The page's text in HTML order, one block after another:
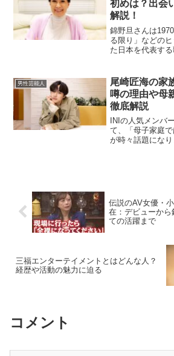
初めは？出会
解説！
錦野旦さんは
る限り」などの
た日本を代表する
る力丸ヒロ子さ
ついて興味を持
男性芸能人
尾崎匠海の家
噂の理由や母
徹底解説
INIの人気メンバ
て、「母子家庭
が時々話題にな
伝説のAV女優・
在：デビューから
ての活躍まで
三福エンターテイメントとはどんな人？
経歴や活動の魅力に迫る
コメント